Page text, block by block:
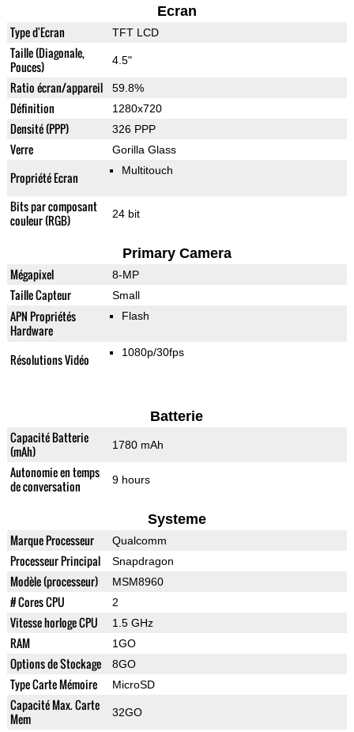
Ecran
Type d'Ecran TFT LCD
Taille (Diagonale,
Pouces)
4.5"
Ratio écran/appareil 59.8%
Définition 1280x720
Densité (PPP) 326 PPP
Verre Gorilla Glass
Propriété Ecran Multitouch
Bits par composant
couleur (RGB)
24 bit
Primary Camera
Mégapixel 8-MP
Taille Capteur Small
APN Propriétés
Hardware
Flash
Résolutions Vidéo 1080p/30fps
Batterie
Capacité Batterie
(mAh)
1780 mAh
Autonomie en temps
de conversation
9 hours
Systeme
Marque Processeur Qualcomm
Processeur Principal Snapdragon
Modèle (processeur) MSM8960
# Cores CPU 2
Vitesse horloge CPU 1.5 GHz
RAM 1GO
Options de Stockage 8GO
Type Carte Mémoire MicroSD
Capacité Max. Carte
Mem
32GO